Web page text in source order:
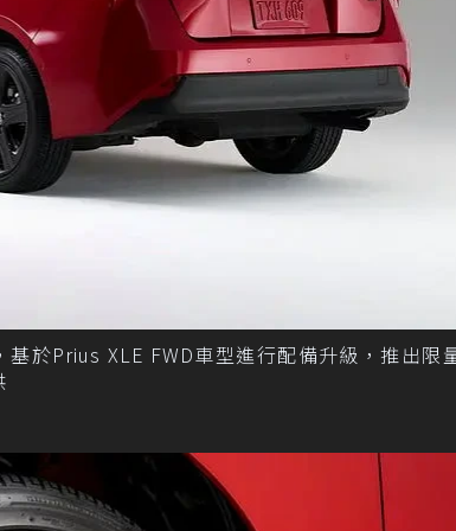
於Prius XLE FWD車型進行配備升級，推出限